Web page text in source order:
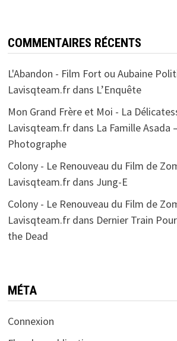
COMMENTAIRES RÉCENTS
L'Abandon - Film Fort ou Aubaine
Lavisqteam.frdans L’Enquête
Mon Grand Frère et Moi - La
Lavisqteam.frdans La Famille Asada
Photographe
Colony - Le Renouveau du Film de
Lavisqteam.frdans Jung-E
Colony - Le Renouveau du Film de
Lavisqteam.frdans Dernier Train
the Dead
MÉTA
Connexion